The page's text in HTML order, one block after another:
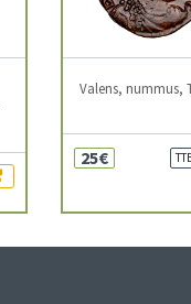
Valens, nummus,
25€